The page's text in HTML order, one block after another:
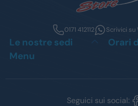
0171 412112 Scrivici
Le nostre sedi
Orari
Menu
Seguici sui social: